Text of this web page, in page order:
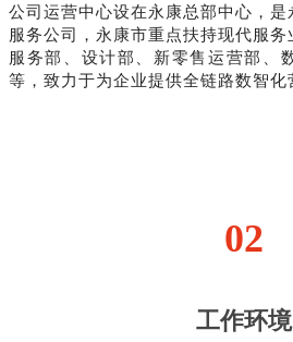
公司运营中心设在永康总部中心，
服务公司，永康市重点扶持现代服
服务部、设计部、新零售运营部、
等，致力于为企业提供全链路数智化
02
工作环境